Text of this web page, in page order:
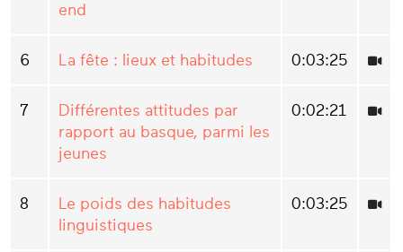
end
6 La fête : lieux et habitudes 0:03:25
7
Différentes attitudes par
rapport au basque, parmi les
jeunes
0:02:21
8
Le poids des habitudes
linguistiques
0:03:25